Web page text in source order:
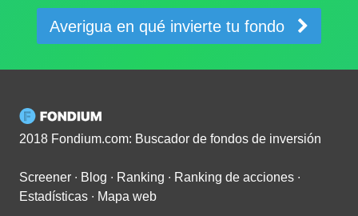
Averigua en qué invierte tu fondo
2018 Fondium.com: Buscador de fondos de inversión
Screener ∙ Blog ∙ Ranking ∙ Ranking de acciones ∙
Estadísticas ∙ Mapa web